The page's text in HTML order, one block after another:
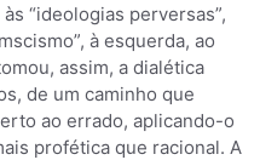
“ideologias perversas”,
à esquerda, ao
assim, a dialética
de um caminho que
ao errado, aplicando-o
profética que racional. A